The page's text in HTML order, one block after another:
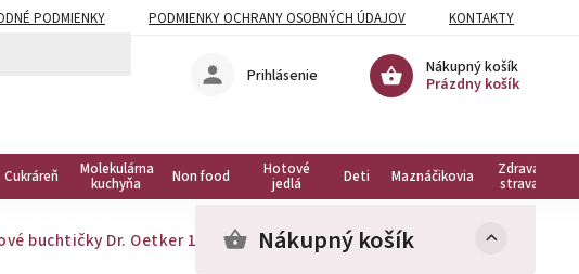
PODMIENKY PODMIENKY OCHRANY OSOBNÝCH ÚDAJOV KONTAKTY
Nákupný košík
Prázdny košík
Prihlásenie
Cukráreň Molekulárna
kuchyňa Non food Hotové
jedlá Deti Maznáčikovia Zdravá
strava
buchtičky Dr. Oetker 1 kg Nákupný košík